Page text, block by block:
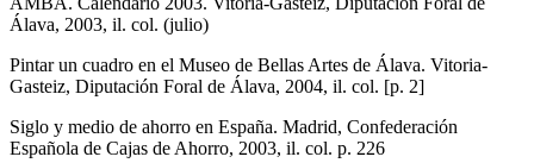
Álava, 2003, il. col. (julio)
Pintar un cuadro en el Museo de Bellas Artes de Álava. Vitoria-
Gasteiz, Diputación Foral de Álava, 2004, il. col. [p. 2]
Siglo y medio de ahorro en España. Madrid, Confederación
Española de Cajas de Ahorro, 2003, il. col. p. 226